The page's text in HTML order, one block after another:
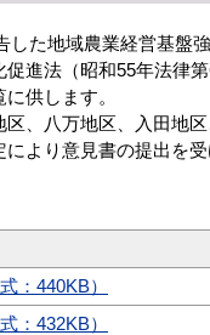
た地域農業経営基盤
進法（昭和55年法律
供します。
、八万地区、入田地区
より意見書の提出を
：440KB）
：432KB）